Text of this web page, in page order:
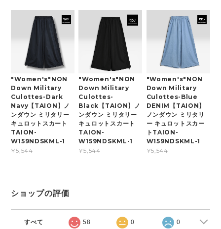
"Women's"NON
Down Military
Culottes-Dark
Navy【TAION】ノ
ンダウン ミリタリー
キュロットスカート
TAION-
W159NDSKML-1
¥5,544
"Women's"NON
Down Military
Culottes-
Black【TAION】ノ
ンダウン ミリタリー
キュロットスカート
TAION-
W159NDSKML-1
¥5,544
"Women's"NON
Down Military
Culottes-Blue
DENIM【TAION】
ノンダウン ミリタリ
ー キュロットスカー
トTAION-
W159NDSKML-1
¥5,544
ショップの評価
すべて 58 0 0